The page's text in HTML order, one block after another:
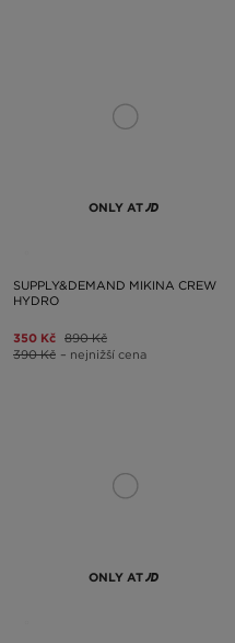
ONLY AT
SUPPLY&DEMAND MIKINA CREW
HYDRO
350 Kč 890 Kč
390 Kč – nejnižší cena
ONLY AT